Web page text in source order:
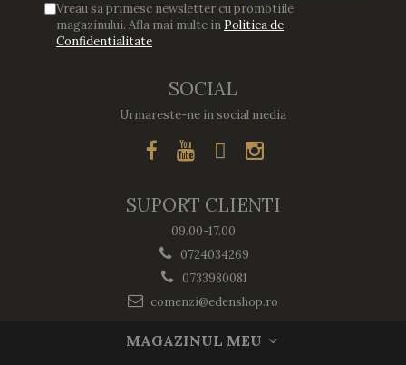
Vreau sa primesc newsletter cu promotiile
magazinului. Afla mai multe in Politica de
Confidentialitate
SOCIAL
Urmareste-ne in social media
SUPORT CLIENTI
09.00-17.00
0724034269
0733980081
comenzi@edenshop.ro
MAGAZINUL MEU